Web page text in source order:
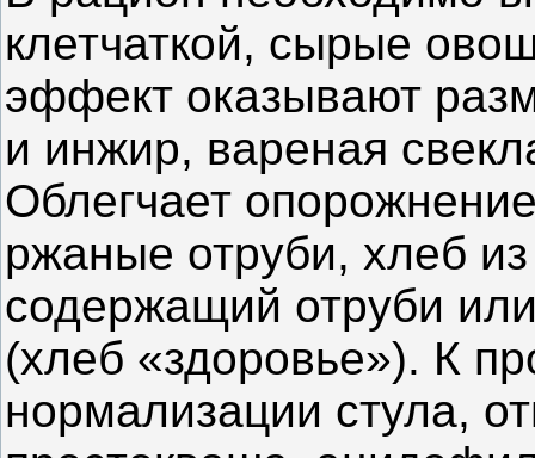
клетчаткой, сырые
эффект оказывают
и инжир, вареная
Облегчает
ржаные отруби, хлеб
содержащий отруби
(хлеб «здоровье»). К
нормализации стула,